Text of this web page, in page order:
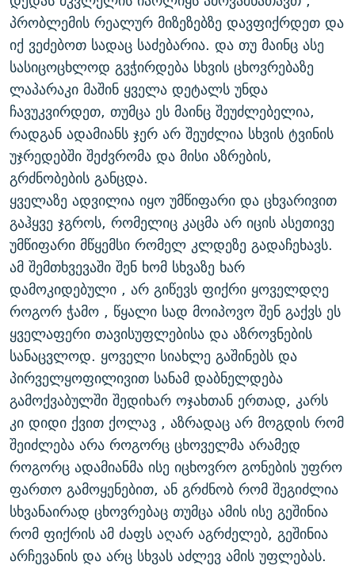
პრობლემის რეალურ მიზეზებზე დავფიქრდეთ და
იქ ვეძებოთ სადაც საძებარია. და თუ მაინც ასე
სასიცოცხლოდ გვჭირდება სხვის ცხოვრებაზე
ლაპარაკი მაშინ ყველა დეტალს უნდა
ჩავუკვირდეთ, თუმცა ეს მაინც შეუძლებელია,
რადგან ადამიანს ჯერ არ შეუძლია სხვის ტვინის
უჯრედებში შეძვრომა და მისი აზრების,
გრძნობების განცდა.
ყველაზე ადვილია იყო უმწიფარი და ცხვარივით
გაჰყვე ჯგროს, რომელიც კაცმა არ იცის ასეთივე
უმწიფარი მწყემსი რომელ კლდეზე გადაჩეხავს.
ამ შემთხვევაში შენ ხომ სხვაზე ხარ
დამოკიდებული , არ გიწევს ფიქრი ყოველდღე
როგორ ჭამო , წყალი სად მოიპოვო შენ გაქვს ეს
ყველაფერი თავისუფლებისა და აზროვნების
სანაცვლოდ. ყოველი სიახლე გაშინებს და
პირველყოფილივით სანამ დაბნელდება
გამოქვაბულში შედიხარ ოჯახთან ერთად, კარს
კი დიდი ქვით ქოლავ , აზრადაც არ მოგდის რომ
შეიძლება არა როგორც ცხოველმა არამედ
როგორც ადამიანმა ისე იცხოვრო გონების უფრო
ფართო გამოყენებით, ან გრძნობ რომ შეგიძლია
სხვანაირად ცხოვრებაც თუმცა ამის ისე გეშინია
რომ ფიქრის ამ ძაფს აღარ აგრძელებ, გეშინია
არჩევანის და არც სხვას აძლევ ამის უფლებას.